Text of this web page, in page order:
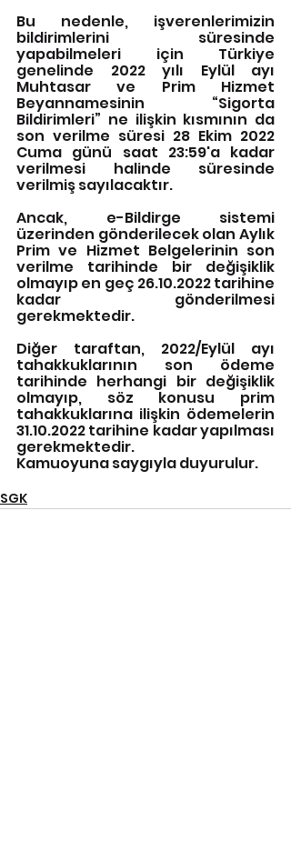
Bu nedenle, işverenlerimizin
bildirimlerini süresinde
yapabilmeleri için Türkiye
genelinde 2022 yılı Eylül ayı
Muhtasar ve Prim Hizmet
Beyannamesinin “Sigorta
Bildirimleri” ne ilişkin kısmının da
son verilme süresi 28 Ekim 2022
Cuma günü saat 23:59'a kadar
verilmesi halinde süresinde
verilmiş sayılacaktır.
Ancak, e-Bildirge sistemi
üzerinden gönderilecek olan Aylık
Prim ve Hizmet Belgelerinin son
verilme tarihinde bir değişiklik
olmayıp en geç 26.10.2022 tarihine
kadar gönderilmesi
gerekmektedir.
Diğer taraftan, 2022/Eylül ayı
tahakkuklarının son ödeme
tarihinde herhangi bir değişiklik
olmayıp, söz konusu prim
tahakkuklarına ilişkin ödemelerin
31.10.2022 tarihine kadar yapılması
gerekmektedir.
Kamuoyuna saygıyla duyurulur.
SGK